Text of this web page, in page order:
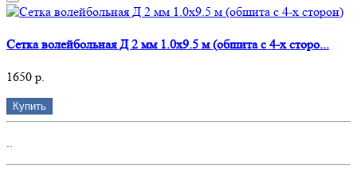
Сетка волейбольная Д 2 мм 1.0х9.5 м (обшита с 4-х сторо...
1650 р.
Купить
..